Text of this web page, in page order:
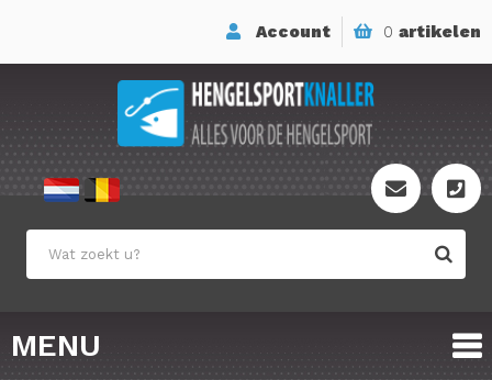
0 artikelen
Account
MENU